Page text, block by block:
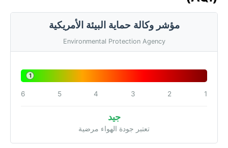
مؤشر وكالة حماية البيئة الأمريكية
Environmental Protection Agency
1
1
2
3
4
5
6
جيد
تعتبر جودة الهواء مرضية